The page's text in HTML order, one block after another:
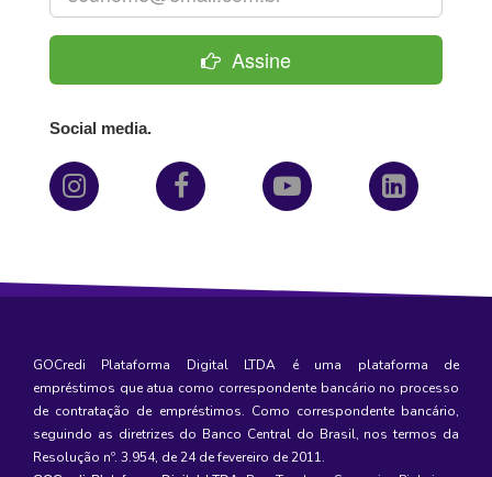
Assine
Social media.
GOCredi Plataforma Digital LTDA é uma plataforma de
empréstimos que atua como correspondente bancário no processo
de contratação de empréstimos. Como correspondente bancário,
seguindo as diretrizes do Banco Central do Brasil, nos termos da
Resolução nº. 3.954, de 24 de fevereiro de 2011.